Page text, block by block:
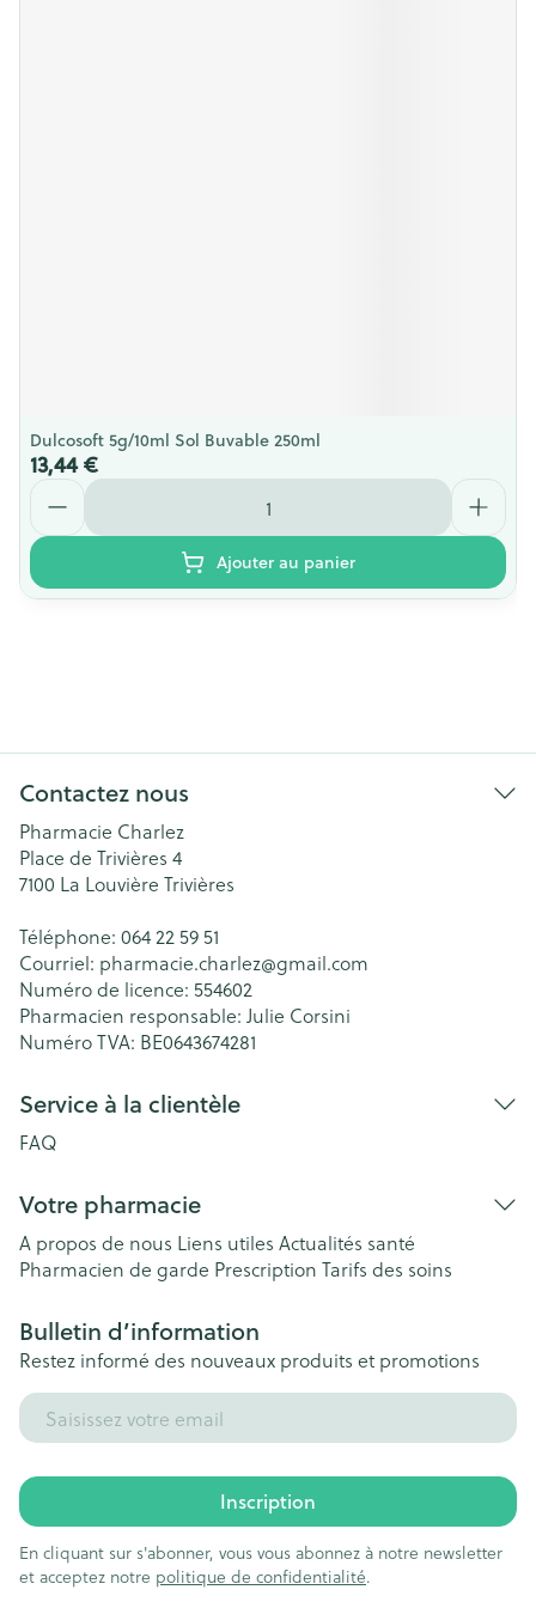
Dulcosoft 5g/10ml Sol Buvable 250ml
13,44 €
Quantité
Ajouter au panier
Contactez nous
Pharmacie Charlez
Place de Trivières 4
7100 La Louvière Trivières
Téléphone: 064 22 59 51
Courriel: pharmacie.charlez@gmail.com
Numéro de licence: 554602
Pharmacien responsable: Julie Corsini
Numéro TVA: BE0643674281
Service à la clientèle
FAQ
Votre pharmacie
A propos de nous Liens utiles Actualités santé
Pharmacien de garde Prescription Tarifs des soins
Bulletin d’information
Restez informé des nouveaux produits et promotions
Adresse mail
Inscription
En cliquant sur s'abonner, vous vous abonnez à notre newsletter
et acceptez notre politique de confidentialité.